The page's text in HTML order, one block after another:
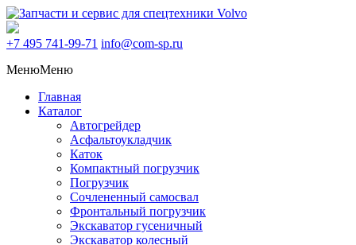
+7 495 741-99-71 info@com-sp.ru
МенюМеню
Главная
Каталог
Автогрейдер
Асфальтоукладчик
Каток
Компактный погрузчик
Погрузчик
Сочлененный самосвал
Фронтальный погрузчик
Экскаватор гусеничный
Экскаватор колесный